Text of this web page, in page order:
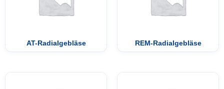
AT-Radialgebläse REM-Radialgebläse